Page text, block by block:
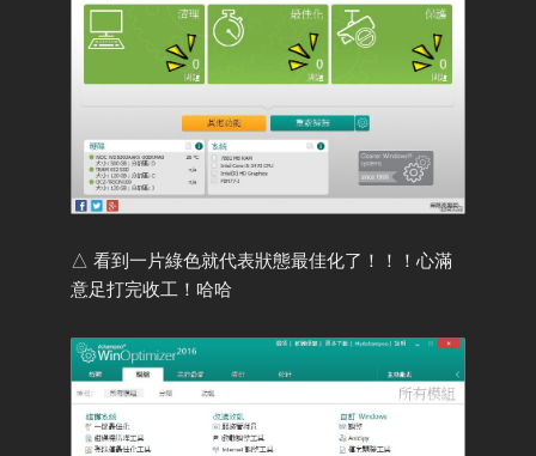
△ 看到一片綠色就代表狀態最佳化了！！！心滿
意足打完收工！哈哈